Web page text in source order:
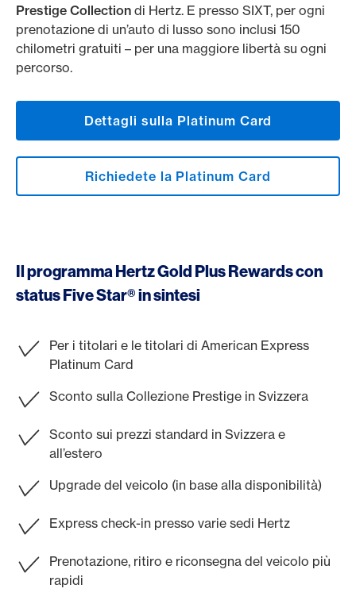
Prestige Collection di Hertz. E presso SIXT, per ogni
prenotazione di un’auto di lusso sono inclusi 150
chilometri gratuiti – per una maggiore libertà su ogni
percorso.
Dettagli sulla Platinum Card
Richiedete la Platinum Card
Il programma Hertz Gold Plus Rewards con
status Five Star® in sintesi
Per i titolari e le titolari di American Express
Platinum Card
Sconto sulla Collezione Prestige in Svizzera
Sconto sui prezzi standard in Svizzera e
all’estero
Upgrade del veicolo (in base alla disponibilità)
Express check-in presso varie sedi Hertz
Prenotazione, ritiro e riconsegna del veicolo più
rapidi